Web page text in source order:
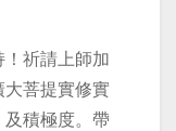
祈請上師加
大菩提實修實
積極度。帶